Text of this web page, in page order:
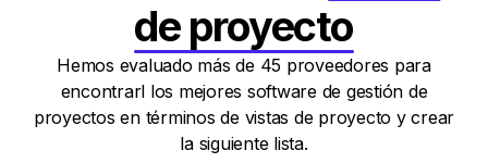
de proyecto
Hemos evaluado más de 45 proveedores para
encontrarl los mejores software de gestión de
proyectos en términos de vistas de proyecto y crear
la siguiente lista.